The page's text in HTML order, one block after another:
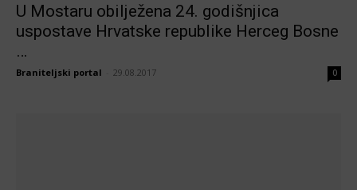
U Mostaru obilježena 24. godišnjica
uspostave Hrvatske republike Herceg Bosne
…
Braniteljski portal 29.08.2017 0